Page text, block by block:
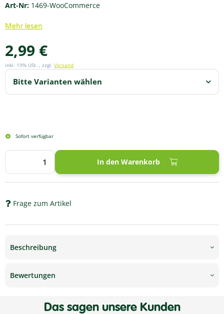
Art-Nr: 1469-WooCommerce
Mehr lesen
2,99 €
inkl. 19% USt. , zzgl. Versand
Bitte Varianten wählen
In den Warenkorb
Sofort verfügbar
Frage zum Artikel
Beschreibung
Bewertungen
Das sagen unsere Kunden